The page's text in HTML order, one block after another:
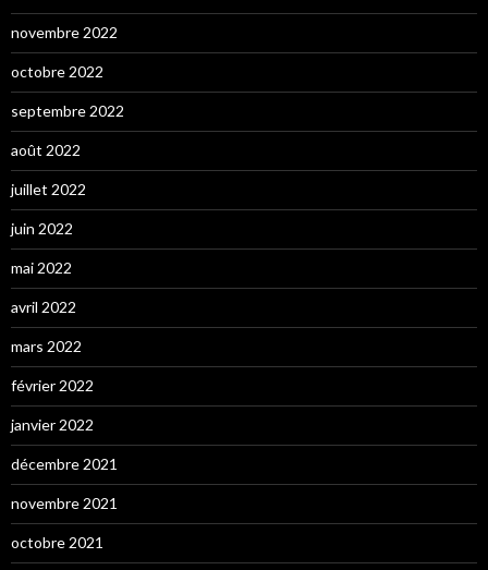
novembre 2022
octobre 2022
septembre 2022
août 2022
juillet 2022
juin 2022
mai 2022
avril 2022
mars 2022
février 2022
janvier 2022
décembre 2021
novembre 2021
octobre 2021